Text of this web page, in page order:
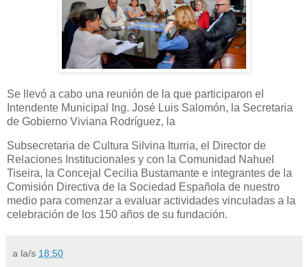
Se llevó a cabo una reunión de la que participaron el
Intendente Municipal Ing. José Luis Salomón, la Secretaria
de Gobierno Viviana Rodríguez, la
Subsecretaria de Cultura Silvina Iturria, el Director de
Relaciones Institucionales y con la Comunidad Nahuel
Tiseira, la Concejal Cecilia Bustamante e integrantes de la
Comisión Directiva de la Sociedad Española de nuestro
medio para comenzar a evaluar actividades vinculadas a la
celebración de los 150 años de su fundación.
a la/s 18:50